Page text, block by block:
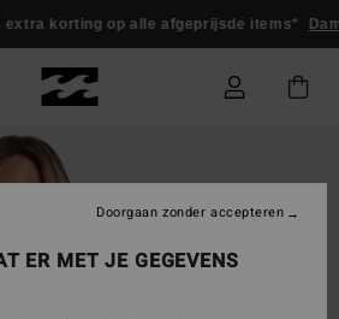
korting op alle afgeprijsde items*
ER MET JE GEGEVENS
Doorgaan zonder accepteren